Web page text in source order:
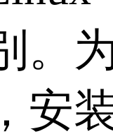
。
安